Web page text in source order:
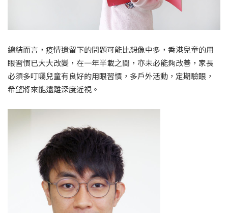
總結而言，疫情遺留下的問題可能比想像中多，香港兒童的用
眼習慣已大大改變，在一年半載之間，亦未必能夠改善，家長
必須多叮囑兒童有良好的用眼習慣，多戶外活動，定期驗眼，
希望將來能遠離深度近視。